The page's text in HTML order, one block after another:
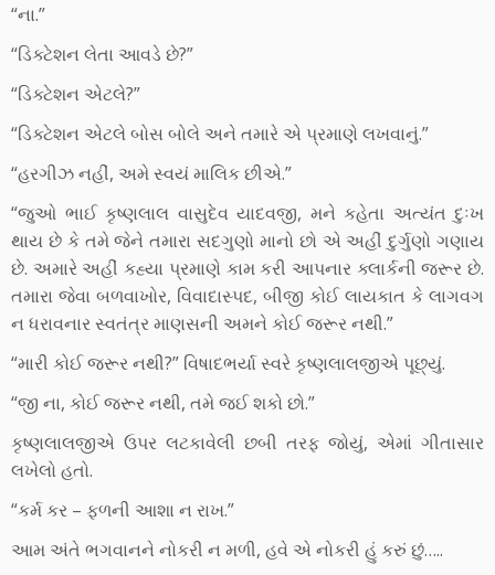
“ના.”
“ડિક્ટેશન લેતા આવડે છે?”
“ડિક્ટેશન એટલે?”
“ડિક્ટેશન એટલે બોસ બોલે અને તમારે એ પ્રમાણે લખવાનું.”
“હરગીઝ નહીં, અમે સ્વયં માલિક છીએ.”
“જુઓ ભાઈ કૃષ્ણલાલ વાસુદેવ યાદવજી, મને કહેતા અત્યંત દુઃખ
થાય છે કે તમે જેને તમારા સદગુણો માનો છો એ અહીં દુર્ગુણો ગણાય
છે. અમારે અહીં કહ્યા પ્રમાણે કામ કરી આપનાર ક્લાર્કની જરૂર છે.
તમારા જેવા બળવાખોર, વિવાદાસ્પદ, બીજી કોઈ લાયકાત કે લાગવગ
ન ધરાવનાર સ્વતંત્ર માણસની અમને કોઈ જરૂર નથી.”
“મારી કોઈ જરૂર નથી?” વિષાદભર્યા સ્વરે કૃષ્ણલાલજીએ પૂછ્યું.
“જી ના, કોઈ જરૂર નથી, તમે જઈ શકો છો.”
કૃષ્ણલાલજીએ ઉપર લટકાવેલી છબી તરફ જોયું, એમાં ગીતાસાર
લખેલો હતો.
“કર્મ કર – ફળની આશા ન રાખ.”
આમ અંતે ભગવાનને નોકરી ન મળી, હવે એ નોકરી હું કરું છું…..